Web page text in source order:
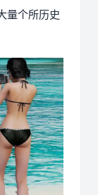
量个所历史